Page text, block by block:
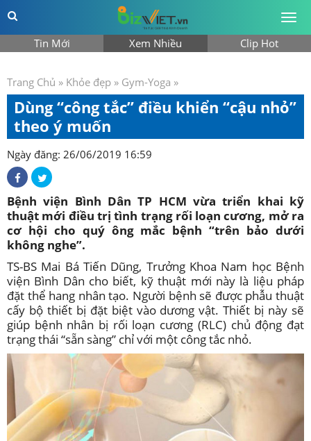
Tin Mới Xem Nhiều Clip Hot
Trang Chủ » Khỏe đẹp » Gym-Yoga »
Dùng “công tắc” điều khiển “cậu nhỏ”
theo ý muốn
Ngày đăng: 26/06/2019 16:59
Bệnh viện Bình Dân TP HCM vừa triển khai kỹ
thuật mới điều trị tình trạng rối loạn cương, mở ra
cơ hội cho quý ông mắc bệnh “trên bảo dưới
không nghe”.
TS-BS Mai Bá Tiến Dũng, Trưởng Khoa Nam học Bệnh
viện Bình Dân cho biết, kỹ thuật mới này là liệu pháp
đặt thể hang nhân tạo. Người bệnh sẽ được phẫu thuật
cấy bộ thiết bị đặt biệt vào dương vật. Thiết bị này sẽ
giúp bệnh nhân bị rối loạn cương (RLC) chủ động đạt
trạng thái “sẵn sàng” chỉ với một công tắc nhỏ.